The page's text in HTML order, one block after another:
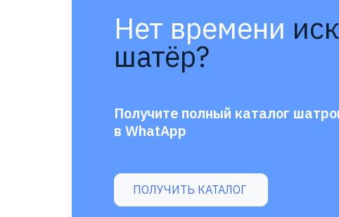
Нет времени
шатёр?
Получите полный каталог
в WhatApp
ПОЛУЧИТЬ КАТАЛОГ